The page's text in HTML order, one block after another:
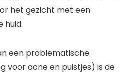
het gezicht met een
huid.
een problematische
voor acne en puistjes) is de